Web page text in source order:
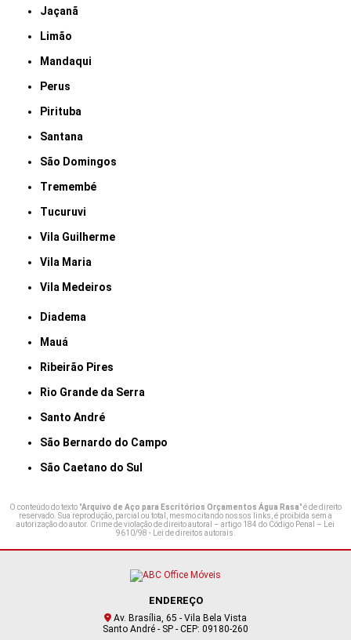
Jaçanã
Limão
Mandaqui
Perus
Pirituba
Santana
São Domingos
Tremembé
Tucuruvi
Vila Guilherme
Vila Maria
Vila Medeiros
Diadema
Mauá
Ribeirão Pires
Rio Grande da Serra
Santo André
São Bernardo do Campo
São Caetano do Sul
O conteúdo do texto "Arquivo de Aço para Escritórios Orçamentos Água Rasa" é de direito
reservado. Sua reprodução, parcial ou total, mesmo citando nossos links, é proibida sem a
autorização do autor. Crime de violação de direito autoral – artigo 184 do Código Penal – Lei
9610/98 - Lei de direitos autorais.
ENDEREÇO
Av. Brasília, 65 - Vila Bela Vista
Santo André - SP - CEP: 09180-260